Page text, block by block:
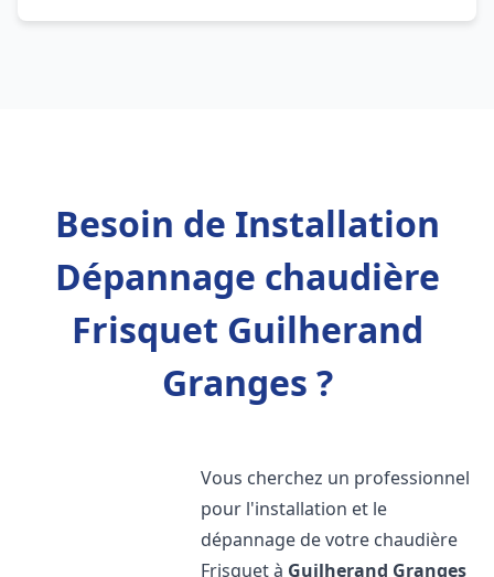
Besoin de Installation
Dépannage chaudière
Frisquet Guilherand
Granges ?
Vous cherchez un professionnel
pour l'installation et le
dépannage de votre chaudière
Frisquet à Guilherand Granges